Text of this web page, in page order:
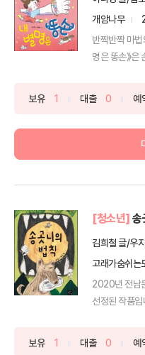
개암나무
반짝반짝 마법
명은 똥손》은
보유 1 대출 0 예
[청소년] 송
김희철 글/우
고래가숨쉬는
2020년 전남
선정된 작품
보유 1 대출 0 예